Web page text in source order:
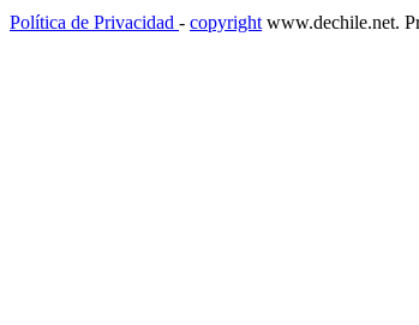
Política de Privacidad - copyright www.dechile.net.